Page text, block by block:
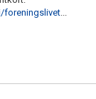
foreningslivet...